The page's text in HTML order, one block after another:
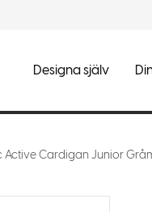
Designa själv
Active Cardigan Junior